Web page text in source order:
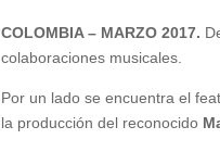
COLOMBIA – MARZO 2017.
colaboraciones musicales.
Por un lado se encuentra el
la producción del reconocido